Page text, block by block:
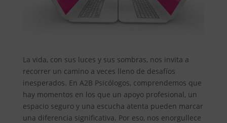
La vida, con sus luces y sus sombras, nos invita a
recorrer un camino a veces lleno de desafíos
inesperados. En A2B Psicólogos, comprendemos que
hay momentos en los que un apoyo profesional, un
espacio seguro y una escucha atenta pueden marcar
una diferencia significativa. Por eso, nos enorgullece